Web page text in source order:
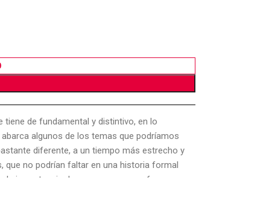
tiene de fundamental y distintivo, en lo
algunos de los temas que podríamos
diferente, a un tiempo más estrecho y
que no podrían faltar en una historia formal
importancia de personas que no fueron
sociológica considera vital. Si